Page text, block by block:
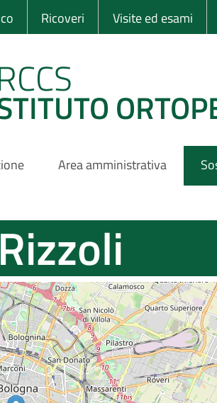
Rizzoli
Ricoveri Visite ed esami
Area amministrativa